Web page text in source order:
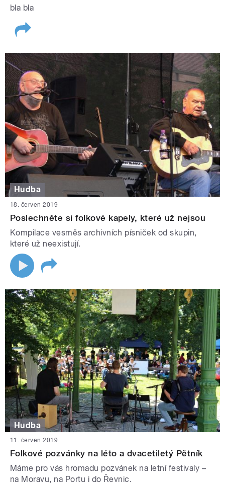
bla bla
Hudba
18. červen 2019
Poslechněte si folkové kapely, které už nejsou
Kompilace vesměs archivních písniček od skupin,
které už neexistují.
Hudba
11. červen 2019
Folkové pozvánky na léto a dvacetiletý Pětník
Máme pro vás hromadu pozvánek na letní festivaly –
na Moravu, na Portu i do Řevnic.